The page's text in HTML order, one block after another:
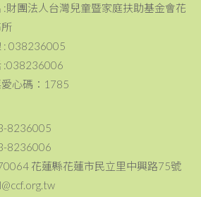
:財團法人台灣兒童暨家庭扶助基金會花
: 038236005
:038236006
心碼：1785
8236005
8236006
花蓮縣花蓮市民立里中興路75號